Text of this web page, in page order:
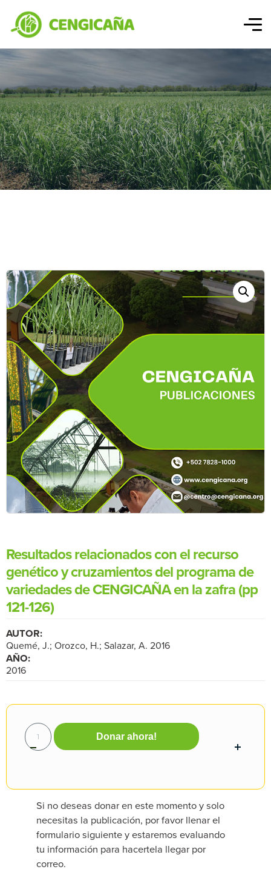
Resultados relacionados con el recurso
genético y cruzamientos del programa de
variedades de CENGICAÑA en la zafra (pp
121-126)
AUTOR:
Quemé, J.; Orozco, H.; Salazar, A. 2016
AÑO:
2016
Donar ahora!
Si no deseas donar en este momento y solo
necesitas la publicación, por favor llenar el
formulario siguiente y estaremos evaluando
tu información para hacertela llegar por
correo.